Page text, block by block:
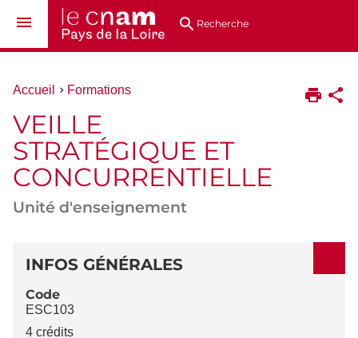
au
directsRecherche
Vous
ici :
Accueil Formations
VEILLE
STRATÉGIQUE ET
CONCURRENTIELLE
Unité d'enseignement
DÉTAILS
INFOS GÉNÉRALES
Code
ESC103
4 crédits